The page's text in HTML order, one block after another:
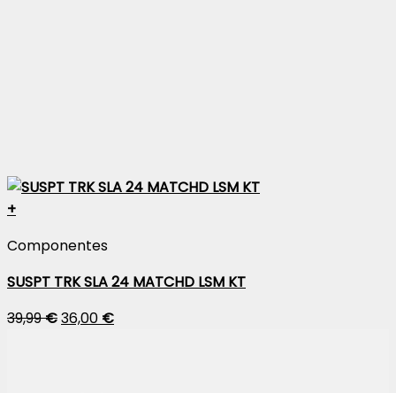
+
Componentes
SUSPT TRK SLA 24 MATCHD LSM KT
39,99€36,00 €